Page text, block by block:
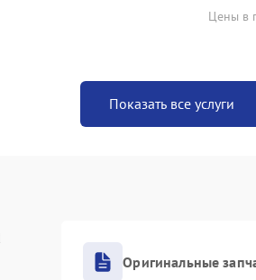
Цены в
Показать все услуги
Оригинальные